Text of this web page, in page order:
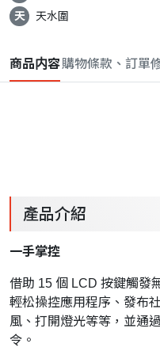
天
天水圍
商品内容購物條款、訂單
產品介紹
一手掌控
借助 15 個 LCD 按鍵觸發
輕松操控應用程序、發布
風、打開燈光等等，並通
令。